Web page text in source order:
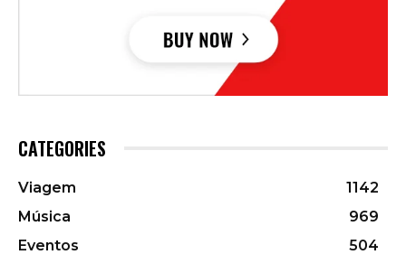
CATEGORIES
Viagem
1142
Música
969
Eventos
504